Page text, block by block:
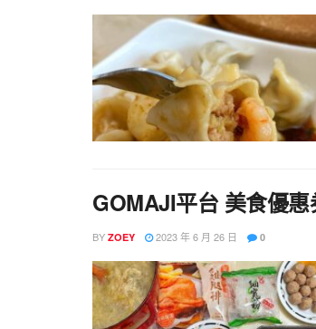
GOMAJI平台 美食優
BY ZOEY 2023 年 6 月 26 日 0